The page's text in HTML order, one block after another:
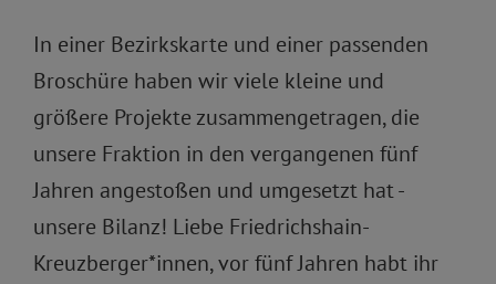
In einer Bezirkskarte und einer passenden
Broschüre haben wir viele kleine und
größere Projekte zusammengetragen, die
unsere Fraktion in den vergangenen fünf
Jahren angestoßen und umgesetzt hat -
unsere Bilanz! Liebe Friedrichshain-
Kreuzberger*innen, vor fünf Jahren habt ihr